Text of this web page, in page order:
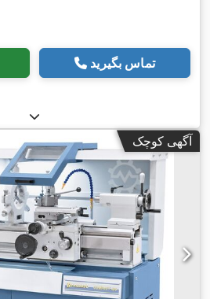
تماس بگیرید
آگهی کوچک